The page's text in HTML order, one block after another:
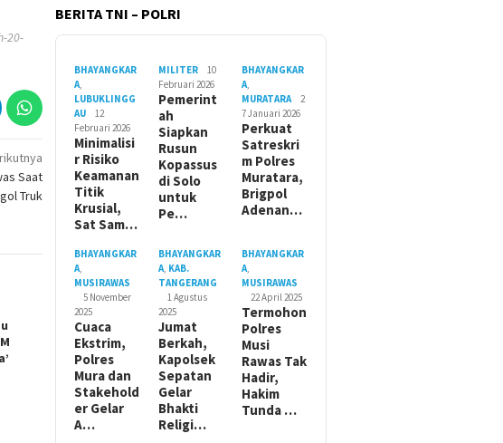
20-
Saat
Truk
BERITA TNI – POLRI
BHAYANGKAR
A
LUBUKLINGG
AU
12
Februari 2026
Minimalisi
r Risiko
Keamanan
Titik
Krusial,
Sat Sam…
MILITER
10
Februari 2026
Pemerint
ah
Siapkan
Rusun
Kopassus
di Solo
untuk
Pe…
BHAYANGKAR
A
MURATARA
2
7 Januari 2026
Perkuat
Satreskri
m Polres
Muratara,
Brigpol
Adenan…
BHAYANGKAR
A
MUSIRAWAS
5 November
2025
Cuaca
Ekstrim,
Polres
Mura dan
Stakehold
er Gelar
A…
BHAYANGKAR
A, KAB.
TANGERANG
1 Agustus
2025
Jumat
Berkah,
Kapolsek
Sepatan
Gelar
Bhakti
Religi…
BHAYANGKAR
A
MUSIRAWAS
22 April 2025
Termohon
Polres
Musi
Rawas Tak
Hadir,
Hakim
Tunda …